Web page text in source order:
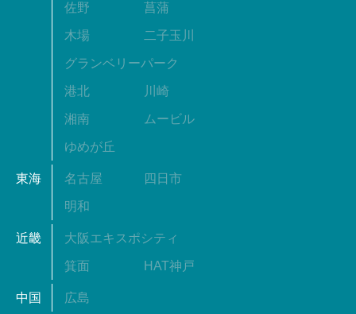
佐野 菖蒲
木場 二子玉川
グランベリーパーク
港北 川崎
湘南 ムービル
ゆめが丘
東海 名古屋 四日市
明和
近畿 大阪エキスポシティ
箕面 HAT神戸
中国 広島